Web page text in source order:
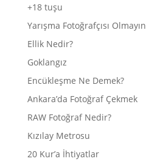
+18 tuşu
Yarışma Fotoğrafçısı Olmayın
Ellik Nedir?
Goklangız
Encükleşme Ne Demek?
Ankara’da Fotoğraf Çekmek
RAW Fotoğraf Nedir?
Kızılay Metrosu
20 Kur’a İhtiyatlar